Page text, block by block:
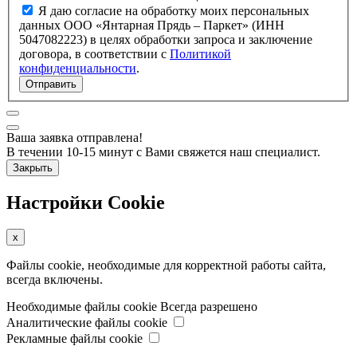
Я даю согласие на обработку моих персональных
данных ООО «Янтарная Прядь – Паркет» (ИНН
5047082223) в целях обработки запроса и заключение
договора, в соответствии с Политикой
конфиденциальности.
Отправить
Ваша заявка отправлена!
В течении 10-15 минут с Вами свяжется наш специалист.
Закрыть
Настройки Cookie
x
Файлы cookie, необходимые для корректной работы сайта,
всегда включены.
Необходимые файлы cookie Всегда разрешено
Аналитические файлы cookie
Рекламные файлы cookie